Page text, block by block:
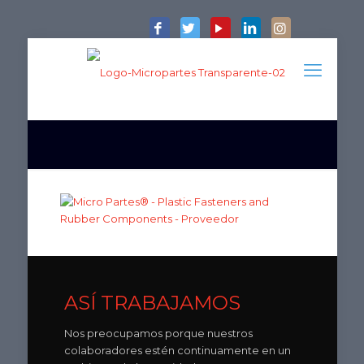
ASÍ TRABAJAMOS
Nos preocupamos porque nuestros
colaboradores estén continuamente en un